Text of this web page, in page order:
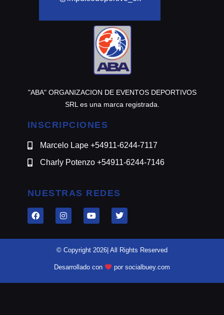
"ABA" ORGANIZACION DE EVENTOS DEPORTIVOS
SRL es una marca registrada.
INSCRIPCIONES
Marcelo Lape +54911-6244-7117
Charly Potenzo +54911-6244-7146
NUESTRAS REDES
© Copyright 2026| All Rights Reserved
Desarrollado con por socialbuey.com